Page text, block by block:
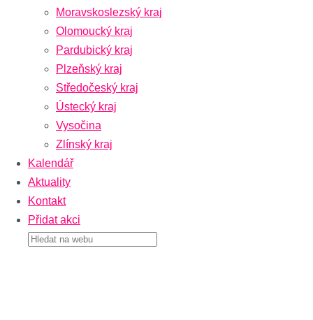
Moravskoslezský kraj
Olomoucký kraj
Pardubický kraj
Plzeňský kraj
Středočeský kraj
Ústecký kraj
Vysočina
Zlínský kraj
Kalendář
Aktuality
Kontakt
Přidat akci